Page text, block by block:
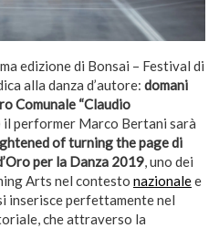
edizione di Bonsai – Festival di
alla danza d’autore: domani
Comunale “Claudio
performer Marco Bertani sarà
of turning the page di
per la Danza 2019, uno dei
Arts nel contesto nazionalee
inserisce perfettamente nel
che attraverso la